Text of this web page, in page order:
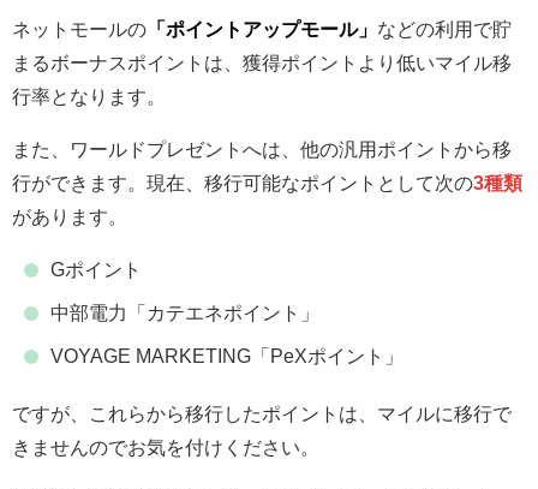
ネットモールの 「ポイントアップモール」 などの利用で貯
まるボーナスポイントは、獲得ポイントより低いマイル移
行率となります。
また、ワールドプレゼントへは、他の汎用ポイントから移
行ができます。現在、移行可能なポイントとして次の3種類
があります。
Gポイント
中部電力「カテエネポイント」
VOYAGE MARKETING「PeXポイント」
ですが、これらから移行したポイントは、マイルに移行で
きませんのでお気を付けください。